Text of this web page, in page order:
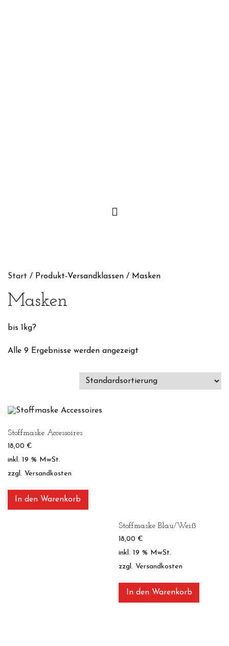
Start / Produkt-Versandklassen / Masken
Masken
bis 1kg?
Alle 9 Ergebnisse werden angezeigt
Stoffmaske Accessoires
18,00 €
inkl. 19 % MwSt.
zzgl. Versandkosten
In den Warenkorb
Stoffmaske Blau/Weiß
18,00 €
inkl. 19 % MwSt.
zzgl. Versandkosten
In den Warenkorb